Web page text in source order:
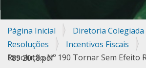
Página Inicial
Diretoria Colegiada
Resoluções
Incentivos Fiscais
Resolução Nº 190 Tornar Sem Efeito Resolução Nº 189 2018.pdf